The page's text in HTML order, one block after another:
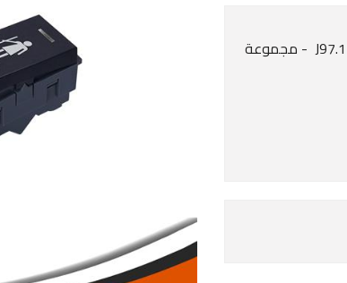
مفتاح فندق لطلب النظافة فلات اسود J97.1LH - مجموعة